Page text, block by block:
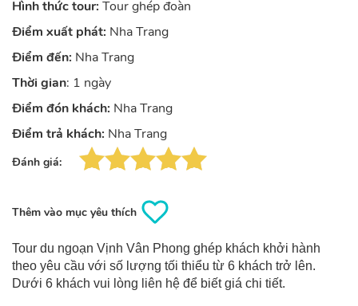
Hình thức tour: Tour ghép đoàn
Điểm xuất phát: Nha Trang
Điểm đến: Nha Trang
Thời gian: 1 ngày
Điểm đón khách: Nha Trang
Điểm trả khách: Nha Trang
Đánh giá:
Thêm vào mục yêu thích
Tour du ngoạn Vịnh Vân Phong ghép khách khởi hành
theo yêu cầu với số lượng tối thiểu từ 6 khách trở lên.
Dưới 6 khách vui lòng liên hệ để biết giá chi tiết.